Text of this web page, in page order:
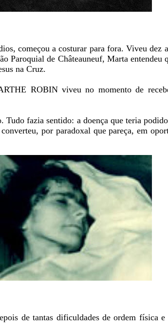
começou a costurar para fora. Viveu dez
Paroquial de Châteauneuf, Marta entendeu
na Cruz.
ROBIN viveu no momento de
fazia sentido: a doença que teria
por paradoxal que pareça, em
de tantas dificuldades de ordem física